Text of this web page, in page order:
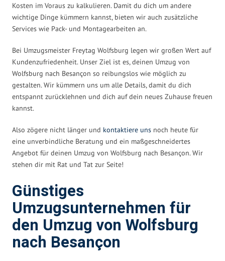
Kosten im Voraus zu kalkulieren. Damit du dich um andere
wichtige Dinge kümmern kannst, bieten wir auch zusätzliche
Services wie Pack- und Montagearbeiten an.
Bei Umzugsmeister Freytag Wolfsburg legen wir großen Wert auf
Kundenzufriedenheit. Unser Ziel ist es, deinen Umzug von
Wolfsburg nach Besançon so reibungslos wie möglich zu
gestalten. Wir kümmern uns um alle Details, damit du dich
entspannt zurücklehnen und dich auf dein neues Zuhause freuen
kannst.
Also zögere nicht länger und kontaktiere uns noch heute für
eine unverbindliche Beratung und ein maßgeschneidertes
Angebot für deinen Umzug von Wolfsburg nach Besançon. Wir
stehen dir mit Rat und Tat zur Seite!
Günstiges
Umzugsunternehmen für
den Umzug von Wolfsburg
nach Besançon